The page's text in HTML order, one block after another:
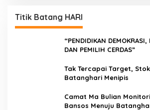
Titik Batang HARI
“PENDIDIKAN DEMOKRASI,
DAN PEMILIH CERDAS”
Tak Tercapai Target,
Batanghari Menipis
Camat Ma Bulian
Bansos Menuju